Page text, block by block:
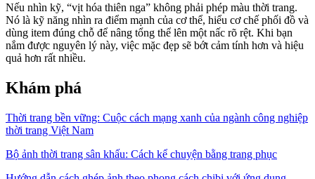
Nếu nhìn kỹ, “vịt hóa thiên nga” không phải phép màu thời trang.
Nó là kỹ năng nhìn ra điểm mạnh của cơ thể, hiểu cơ chế phối đồ và
dùng item đúng chỗ để nâng tổng thể lên một nấc rõ rệt. Khi bạn
nắm được nguyên lý này, việc mặc đẹp sẽ bớt cảm tính hơn và hiệu
quả hơn rất nhiều.
Khám phá
Thời trang bền vững: Cuộc cách mạng xanh của ngành công nghiệp
thời trang Việt Nam
Bộ ảnh thời trang sân khấu: Cách kể chuyện bằng trang phục